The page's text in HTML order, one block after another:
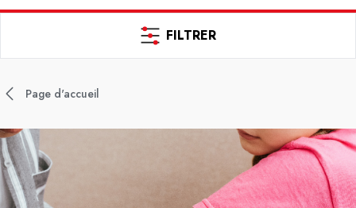
FILTRER
Page d'accueil